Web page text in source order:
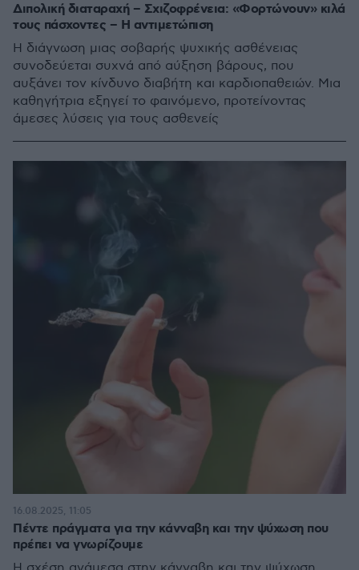
Διπολική διαταραχή – Σχιζοφρένεια: «Φορτώνουν» κιλά
τους πάσχοντες – Η αντιμετώπιση
Η διάγνωση μιας σοβαρής ψυχικής ασθένειας
συνοδεύεται συχνά από αύξηση βάρους, που
αυξάνει τον κίνδυνο διαβήτη και καρδιοπαθειών. Μια
καθηγήτρια εξηγεί το φαινόμενο, προτείνοντας
άμεσες λύσεις για τους ασθενείς
Πέντε πράγματα για την κάνναβη και την ψύχωση που
πρέπει να γνωρίζουμε
16.08.2025, 11:05